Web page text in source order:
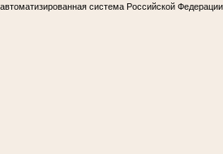
система Российской